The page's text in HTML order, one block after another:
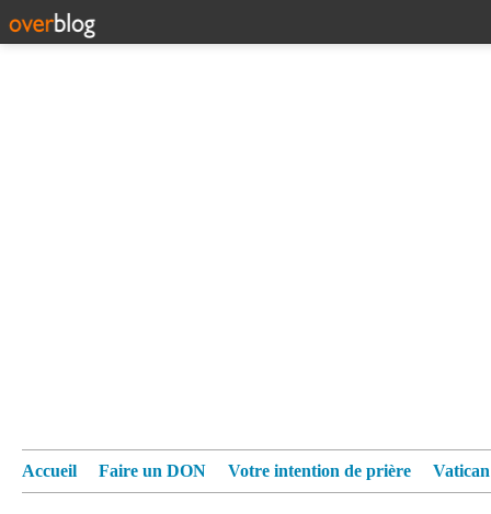
Accueil Faire un DON Votre intention de prière